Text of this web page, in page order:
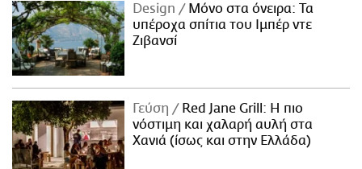
Design
Μόνο στα όνειρα: Τα
υπέροχα σπίτια του Ιμπέρ ντε
Ζιβανσί
Γεύση
Red Jane Grill: Η πιο
νόστιμη και χαλαρή αυλή στα
Χανιά (ίσως και στην Ελλάδα)